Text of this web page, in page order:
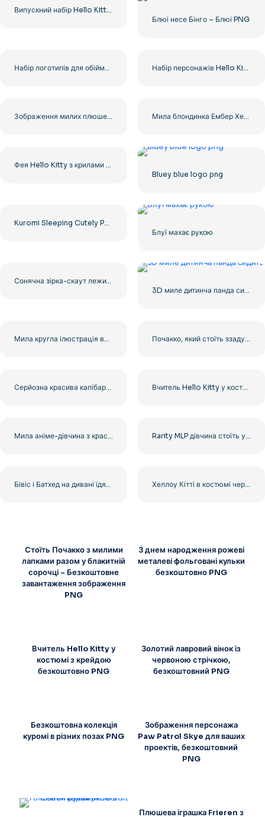
Блюі несе Бінго – Блюі PNG
Мила блондинка Ембер Херд PNG безкоштовно
Bluey blue logo png
Блуї махає рукою
Сонячна зірка-скаут лежить у сумній позі, безкоштовно PNG
3D миле дитинча панда сидить
Вчитель Hello Kitty у костюмі з крейдою безкоштовно PNG
Хеллоу Кітті в костюмі червоного яблука безкоштовно PNG
Стоїть Почакко з милими
лапками разом у блакитній
сорочці – Безкоштовне
завантаження зображення
PNG
З днем народження рожеві
металеві фольговані кульки
безкоштовно PNG
Вчитель Hello Kitty у
костюмі з крейдою
безкоштовно PNG
Золотий лавровий вінок із
червоною стрічкою,
безкоштовний PNG
Безкоштовна колекція
куромі в різних позах PNG
Зображення персонажа
Paw Patrol Skye для ваших
проектів, безкоштовний
PNG
Плюшева іграшка Frieren з